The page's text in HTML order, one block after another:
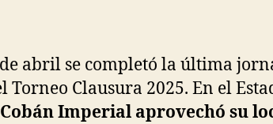
abril se completó la última
Torneo Clausura 2025. En el
Cobán Imperial aprovechó su